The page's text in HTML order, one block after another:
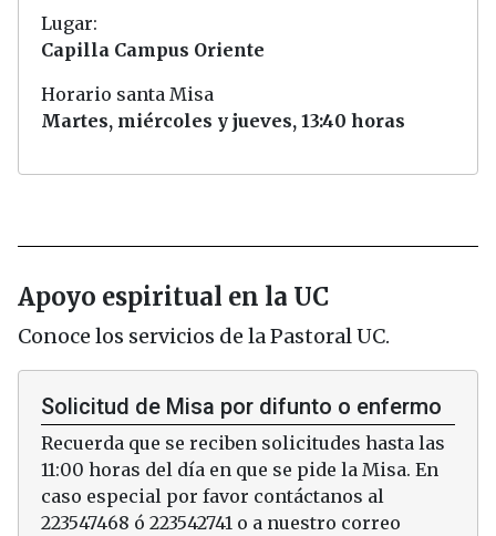
Lugar:
Capilla Campus Oriente
Horario santa Misa
Martes, miércoles y jueves, 13:40 horas
Apoyo espiritual en la UC
Conoce los servicios de la Pastoral UC.
Solicitud de Misa por difunto o enfermo
Recuerda que se reciben solicitudes hasta las
11:00 horas del día en que se pide la Misa. En
caso especial por favor contáctanos al
223547468 ó 223542741 o a nuestro correo